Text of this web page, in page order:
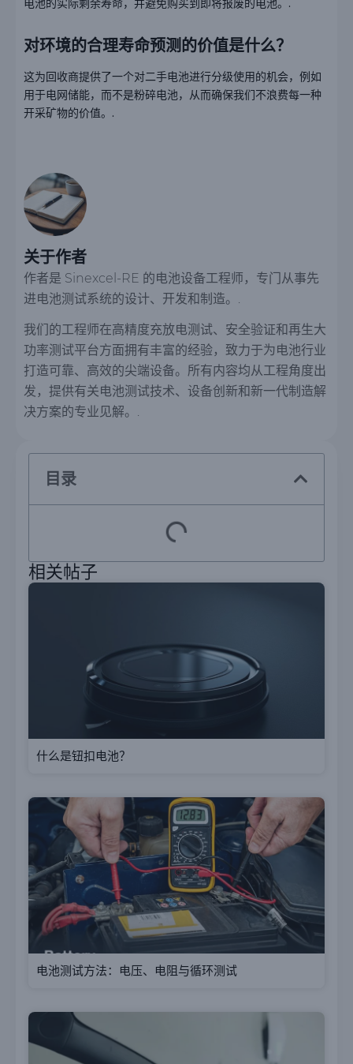
电池的实际剩余寿命，并避免购买到即将报废的电池。.
对环境的合理寿命预测的价值是什么？
这为回收商提供了一个对二手电池进行分级使用的机会，例如
用于电网储能，而不是粉碎电池，从而确保我们不浪费每一种
开采矿物的价值。.
关于作者
作者是 Sinexcel-RE 的电池设备工程师，专门从事先
进电池测试系统的设计、开发和制造。.
我们的工程师在高精度充放电测试、安全验证和再生大
功率测试平台方面拥有丰富的经验，致力于为电池行业
打造可靠、高效的尖端设备。所有内容均从工程角度出
发，提供有关电池测试技术、设备创新和新一代制造解
决方案的专业见解。.
目录
相关帖子
什么是钮扣电池？
电池测试方法：电压、电阻与循环测试